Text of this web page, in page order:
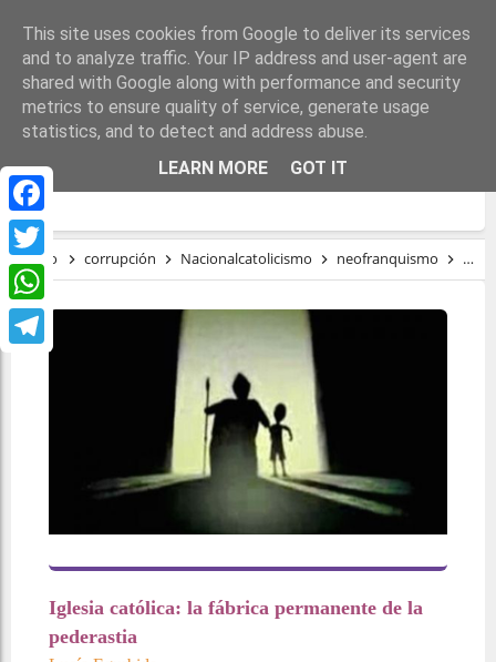
Facebook
Twitter
WhatsApp
IGLESIA CATÓLICA: LA FÁBRICA
PERMANENTE DE LA PEDERASTIA
Inicio corrupción Nacionalcatolicismo neofranquismo
Iglesia católica: la fábrica permanente de la
pederastia
This site uses cookies from Google to deliver its services
and to analyze traffic. Your IP address and user-agent are
shared with Google along with performance and security
metrics to ensure quality of service, generate usage
statistics, and to detect and address abuse.
LEARN MORE
GOT IT